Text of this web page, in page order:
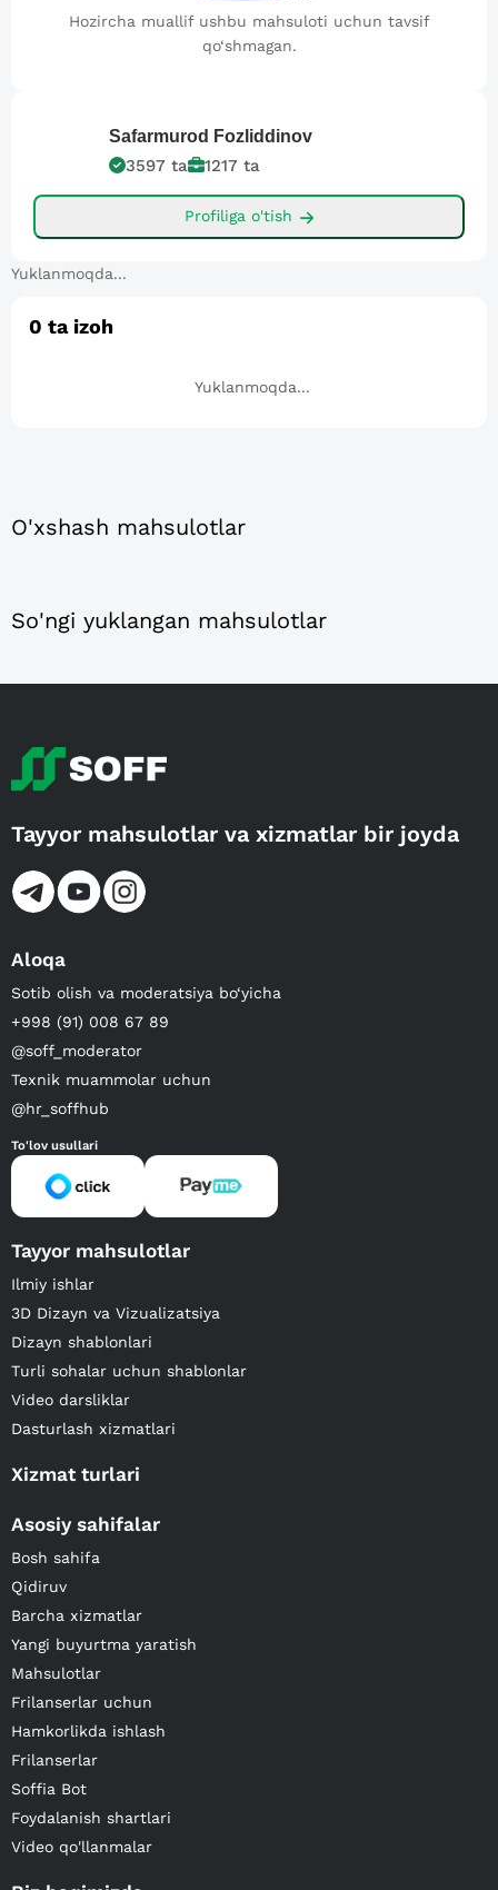
Hozircha muallif ushbu mahsuloti uchun tavsif
qo‘shmagan.
Safarmurod Fozliddinov
3597 ta 1217 ta
Profiliga o'tish
Yuklanmoqda...
0 ta izoh
Yuklanmoqda...
O'xshash mahsulotlar
So'ngi yuklangan mahsulotlar
Tayyor mahsulotlar va xizmatlar bir joyda
Aloqa
Sotib olish va moderatsiya bo‘yicha
+998 (91) 008 67 89
@soff_moderator
Texnik muammolar uchun
@hr_soffhub
To'lov usullari
Tayyor mahsulotlar
Ilmiy ishlar
3D Dizayn va Vizualizatsiya
Dizayn shablonlari
Turli sohalar uchun shablonlar
Video darsliklar
Dasturlash xizmatlari
Xizmat turlari
Asosiy sahifalar
Bosh sahifa
Qidiruv
Barcha xizmatlar
Yangi buyurtma yaratish
Mahsulotlar
Frilanserlar uchun
Hamkorlikda ishlash
Frilanserlar
Soffia Bot
Foydalanish shartlari
Video qo'llanmalar